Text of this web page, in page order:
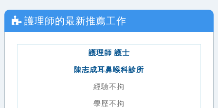
護理師的最新推薦工作
護理師 護士
陳志成耳鼻喉科診所
經驗不拘
學歷不拘